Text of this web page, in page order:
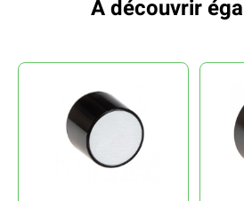
À découvrir